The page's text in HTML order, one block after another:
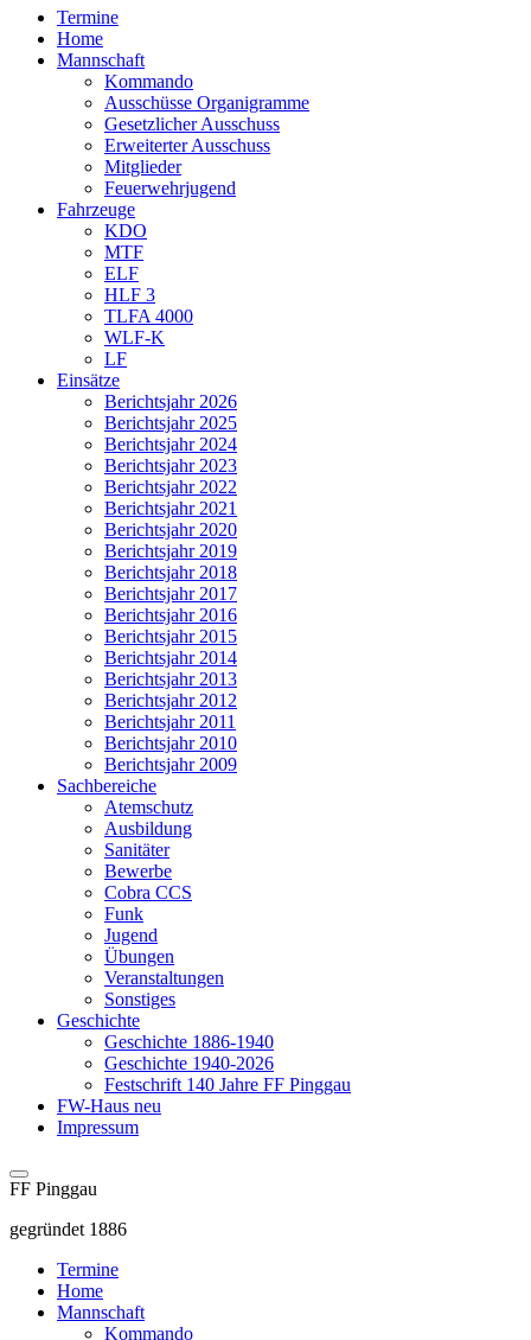
Termine
Home
Mannschaft
Kommando
Ausschüsse Organigramme
Gesetzlicher Ausschuss
Erweiterter Ausschuss
Mitglieder
Feuerwehrjugend
Fahrzeuge
KDO
MTF
ELF
HLF 3
TLFA 4000
WLF-K
LF
Einsätze
Berichtsjahr 2026
Berichtsjahr 2025
Berichtsjahr 2024
Berichtsjahr 2023
Berichtsjahr 2022
Berichtsjahr 2021
Berichtsjahr 2020
Berichtsjahr 2019
Berichtsjahr 2018
Berichtsjahr 2017
Berichtsjahr 2016
Berichtsjahr 2015
Berichtsjahr 2014
Berichtsjahr 2013
Berichtsjahr 2012
Berichtsjahr 2011
Berichtsjahr 2010
Berichtsjahr 2009
Sachbereiche
Atemschutz
Ausbildung
Sanitäter
Bewerbe
Cobra CCS
Funk
Jugend
Übungen
Veranstaltungen
Sonstiges
Geschichte
Geschichte 1886-1940
Geschichte 1940-2026
Festschrift 140 Jahre FF Pinggau
FW-Haus neu
Impressum
FF Pinggau
gegründet 1886
Termine
Home
Mannschaft
Kommando